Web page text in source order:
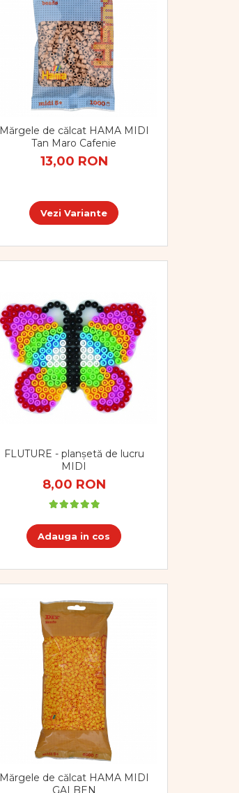
Mărgele de călcat HAMA MIDI
Tan Maro Cafenie
13,00 RON
Vezi Variante
FLUTURE - planșetă de lucru
MIDI
8,00 RON
Adauga in cos
Mărgele de călcat HAMA MIDI
GALBEN